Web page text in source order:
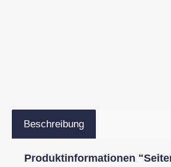
Beschreibung
Produktinformationen